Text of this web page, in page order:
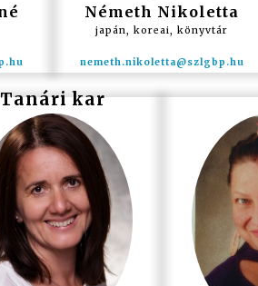
Németh Nikoletta
japán, koreai, könyvtár
Tanári kar